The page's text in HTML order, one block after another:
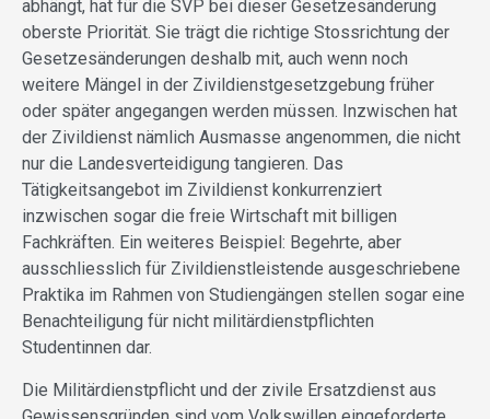
abhängt, hat für die SVP bei dieser Gesetzesänderung
oberste Priorität. Sie trägt die richtige Stossrichtung der
Gesetzesänderungen deshalb mit, auch wenn noch
weitere Mängel in der Zivildienstgesetzgebung früher
oder später angegangen werden müssen. Inzwischen hat
der Zivildienst nämlich Ausmasse angenommen, die nicht
nur die Landesverteidigung tangieren. Das
Tätigkeitsangebot im Zivildienst konkurrenziert
inzwischen sogar die freie Wirtschaft mit billigen
Fachkräften. Ein weiteres Beispiel: Begehrte, aber
ausschliesslich für Zivildienstleistende ausgeschriebene
Praktika im Rahmen von Studiengängen stellen sogar eine
Benachteiligung für nicht militärdienstpflichten
Studentinnen dar.
Die Militärdienstpflicht und der zivile Ersatzdienst aus